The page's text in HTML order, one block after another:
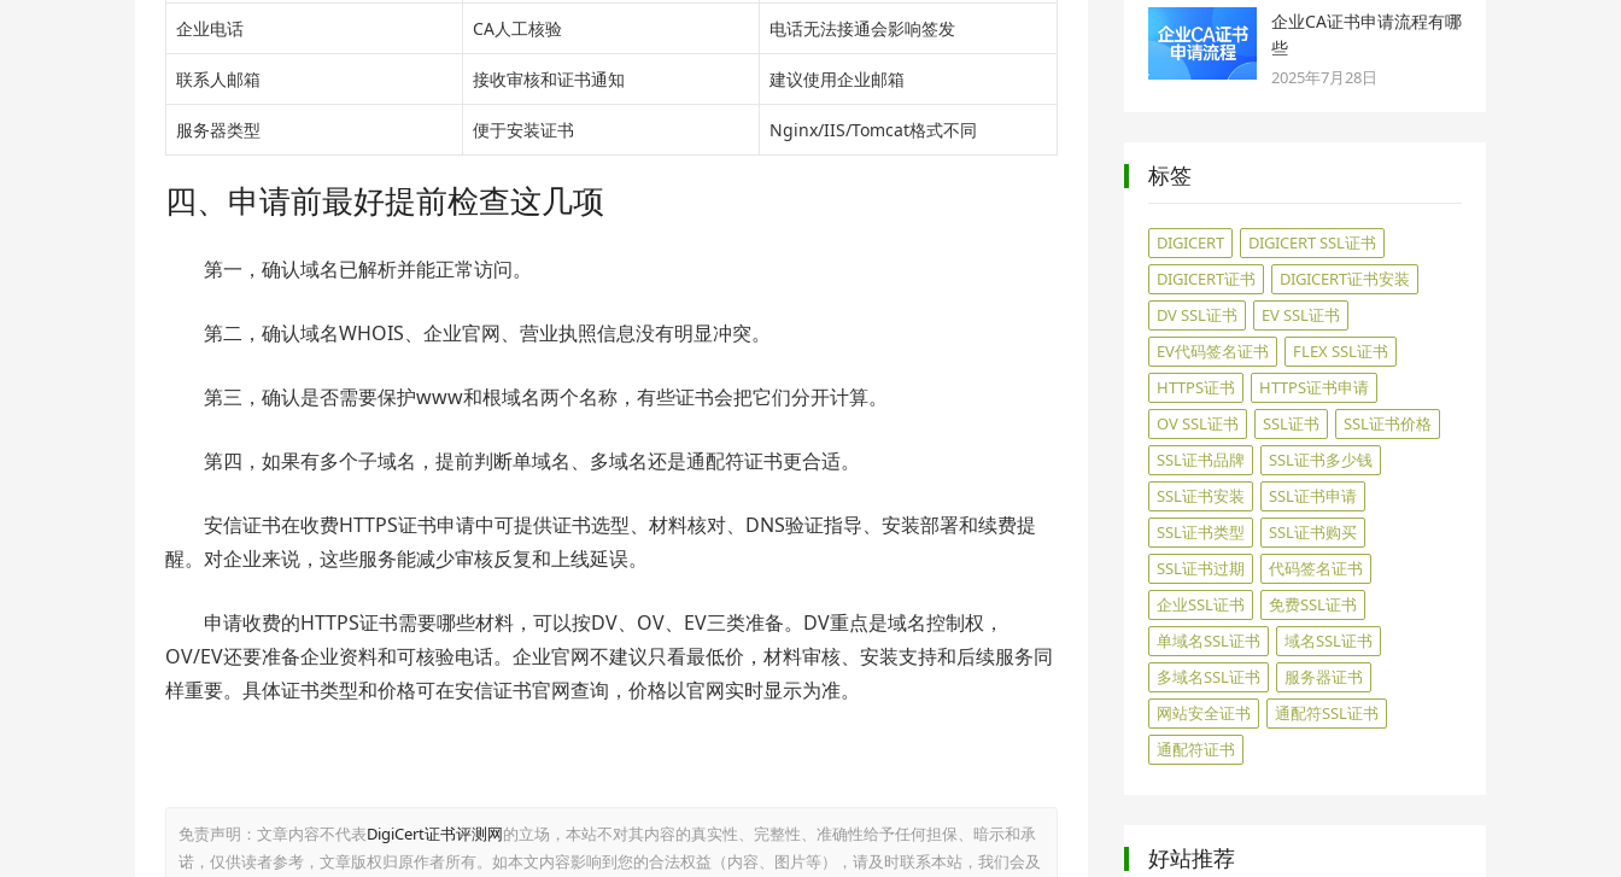
企业电话 CA人工核验 电话无法接通会影响签发
联系人邮箱 接收审核和证书通知 建议使用企业邮箱
服务器类型 便于安装证书 Nginx/IIS/Tomcat格式不同
四、申请前最好提前检查这几项
第一，确认域名已解析并能正常访问。
第二，确认域名WHOIS、企业官网、营业执照信息没有明显冲突。
第三，确认是否需要保护www和根域名两个名称，有些证书会把它们分开计算。
第四，如果有多个子域名，提前判断单域名、多域名还是通配符证书更合适。
安信证书在收费HTTPS证书申请中可提供证书选型、材料核对、DNS验证指导、安装部署和续费提
醒。对企业来说，这些服务能减少审核反复和上线延误。
申请收费的HTTPS证书需要哪些材料，可以按DV、OV、EV三类准备。DV重点是域名控制权，
OV/EV还要准备企业资料和可核验电话。企业官网不建议只看最低价，材料审核、安装支持和后续服务同
样重要。具体证书类型和价格可在安信证书官网查询，价格以官网实时显示为准。
免责声明：文章内容不代表DigiCert证书评测网的立场，本站不对其内容的真实性、完整性、准确性给予任何担保、暗示和承
诺，仅供读者参考，文章版权归原作者所有。如本文内容影响到您的合法权益（内容、图片等），请及时联系本站，我们会及
企业CA证书申请流程有哪
些
2025年7月28日
标签
DIGICERT
DIGICERT SSL证书
DIGICERT证书
DIGICERT证书安装
DV SSL证书
EV SSL证书
EV代码签名证书
FLEX SSL证书
HTTPS证书
HTTPS证书申请
OV SSL证书
SSL证书
SSL证书价格
SSL证书品牌
SSL证书多少钱
SSL证书安装
SSL证书申请
SSL证书类型
SSL证书购买
SSL证书过期
代码签名证书
企业SSL证书
免费SSL证书
单域名SSL证书
域名SSL证书
多域名SSL证书
服务器证书
网站安全证书
通配符SSL证书
通配符证书
好站推荐